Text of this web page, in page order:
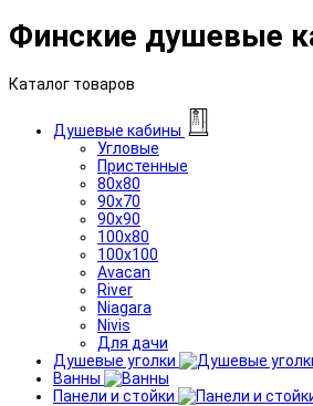
Финские душевые
Каталог товаров
Душевые кабины
Угловые
Пристенные
80x80
90x70
90x90
100x80
100x100
Avacan
River
Niagara
Nivis
Для дачи
Душевые уголки
Ванны
Панели и стойки